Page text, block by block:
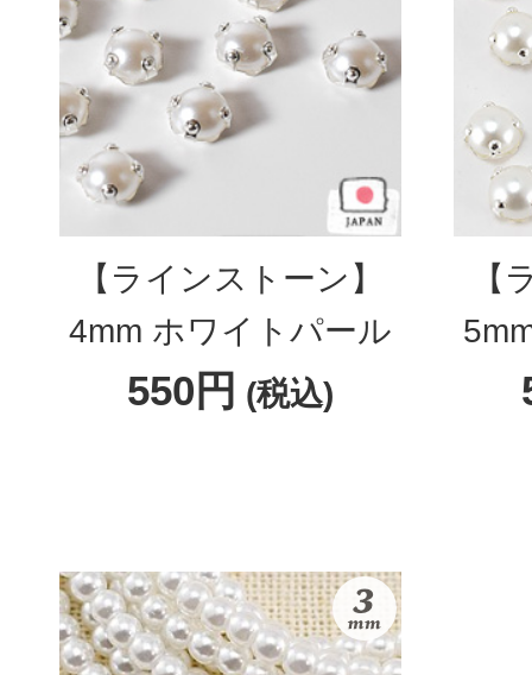
【ラインストーン】
4mm ホワイトパール
550円 (税込)
【